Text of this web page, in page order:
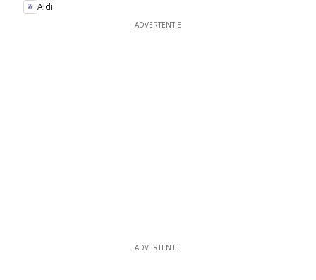
Aldi
ADVERTENTIE
ADVERTENTIE